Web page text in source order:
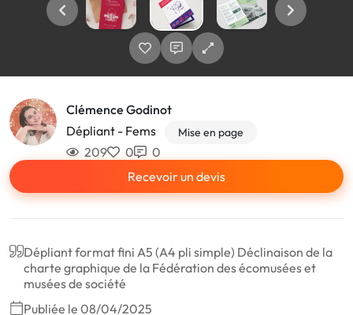
Clémence Godinot
Dépliant - Fems
Mise en page
209 0
0
Recevoir un devis
Dépliant format fini A5 (A4 pli simple) Déclinaison de la
charte graphique de la Fédération des écomusées et
musées de société
Publiée le 08/04/2025